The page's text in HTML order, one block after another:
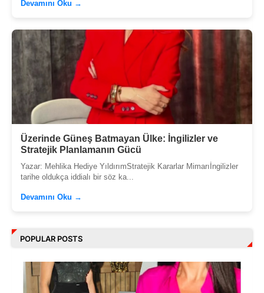
Devamını Oku →
Üzerinde Güneş Batmayan Ülke: İngilizler ve
Stratejik Planlamanın Gücü
Yazar: Mehlika Hediye YıldırımStratejik Kararlar Mimarıİngilizler
tarihe oldukça iddialı bir söz ka...
Devamını Oku →
POPULAR POSTS